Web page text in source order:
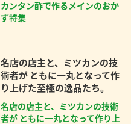
カンタン酢で作るメインのおか
ず特集
名店の店主と、ミツカンの技
術者が ともに一丸となって作
り上げた至極の逸品たち。
名店の店主と、ミツカンの技術
者が ともに一丸となって作り上